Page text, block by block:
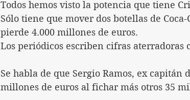
Todos hemos visto la potencia que tiene
Sólo tiene que mover dos botellas de
pierde 4.000 millones de euros.
Los periódicos escriben cifras aterradoras
Se habla de que Sergio Ramos, ex
millones de euros al fichar más otros 35